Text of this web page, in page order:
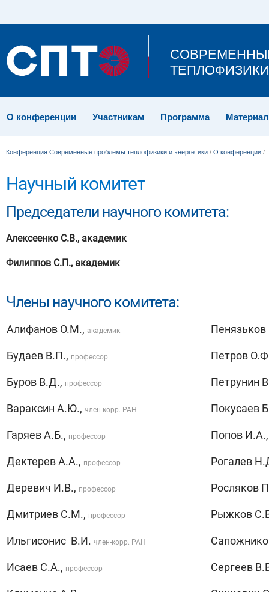
О конференции Участникам Программа
Конференция Современные проблемы теплофизики и энергетики / О конференции /
Научный комитет
Председатели научного комитета:
Алексеенко С.В., академик
Филиппов С.П., академик
Члены научного комитета:
Алифанов О.М., академик
Будаев В.П., профессор
Буров В.Д., профессор
Вараксин А.Ю., член-корр. РАН
Гаряев А.Б., профессор
Дектерев А.А., профессор
Деревич И.В., профессор
Дмитриев С.М., профессор
Ильгисонис В.И. член-корр. РАН
Исаев С.А., профессор
Пенязьков
Петров
Петрунин
Покусаев
Попов
Рогалев
Росляков
Рыжков
Сергеев